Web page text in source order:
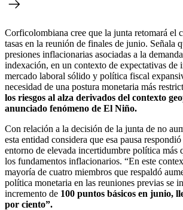
Corficolombiana cree que la junta retomará el
tasas en la reunión de finales de junio. Señala
presiones inflacionarias asociadas a la
indexación, en un contexto de expectativas de
mercado laboral sólido y política fiscal
necesidad de una postura monetaria más
los riesgos al alza derivados del contexto
anunciado fenómeno de El Niño.
Con relación a la decisión de la junta de no
esta entidad considera que esa pausa
entorno de elevada incertidumbre política más
los fundamentos inflacionarios. “En este
mayoría de cuatro miembros que respaldó
política monetaria en las reuniones previas se
incremento de 100 puntos básicos en junio,
por ciento”.